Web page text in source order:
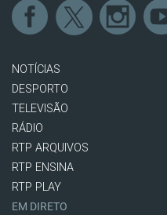
NOTÍCIAS
DESPORTO
TELEVISÃO
RÁDIO
RTP ARQUIVOS
RTP ENSINA
RTP PLAY
EM DIRETO